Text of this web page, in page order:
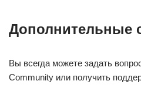
Дополнительные
Вы всегда можете задать
Community или получить